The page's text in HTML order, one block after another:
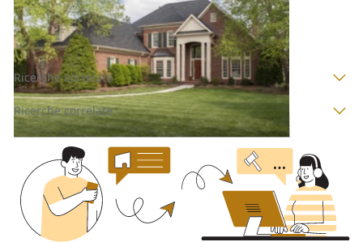
Codice asta:AI375755
Asta chiusa
Ricerche correlate
Ricerche correlate